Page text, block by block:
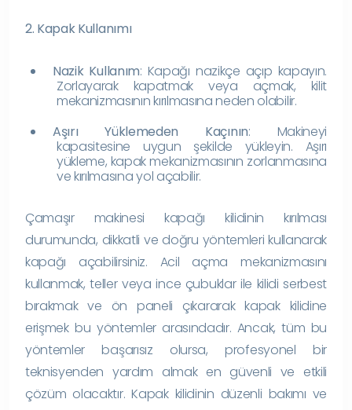
2. Kapak Kullanımı
Nazik Kullanım: Kapağı nazikçe açıp kapayın.
Zorlayarak kapatmak veya açmak, kilit
mekanizmasının kırılmasına neden olabilir.
Aşırı Yüklemeden Kaçının: Makineyi
kapasitesine uygun şekilde yükleyin. Aşırı
yükleme, kapak mekanizmasının zorlanmasına
ve kırılmasına yol açabilir.
Çamaşır makinesi kapağı kilidinin kırılması
durumunda, dikkatli ve doğru yöntemleri kullanarak
kapağı açabilirsiniz. Acil açma mekanizmasını
kullanmak, teller veya ince çubuklar ile kilidi serbest
bırakmak ve ön paneli çıkararak kapak kilidine
erişmek bu yöntemler arasındadır. Ancak, tüm bu
yöntemler başarısız olursa, profesyonel bir
teknisyenden yardım almak en güvenli ve etkili
çözüm olacaktır. Kapak kilidinin düzenli bakımı ve